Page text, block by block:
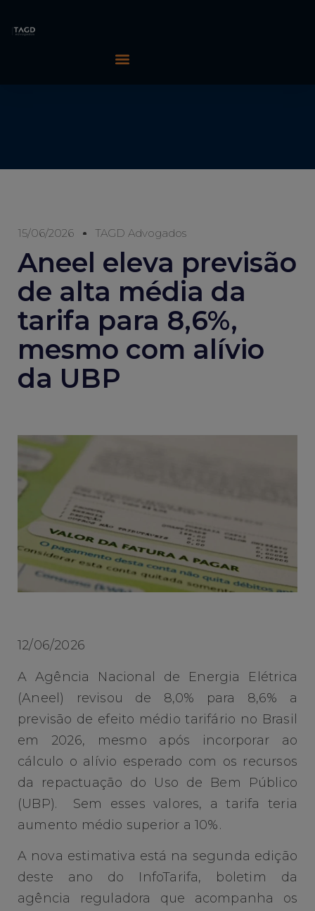
15/06/2026 TAGD Advogados
Aneel eleva previsão
de alta média da
tarifa para 8,6%,
mesmo com alívio
da UBP
12/06/2026
A Agência Nacional de Energia Elétrica
(Aneel) revisou de 8,0% para 8,6% a
previsão de efeito médio tarifário no Brasil
em 2026, mesmo após incorporar ao
cálculo o alívio esperado com os recursos
da repactuação do Uso de Bem Público
(UBP). Sem esses valores, a tarifa teria
aumento médio superior a 10%.
A nova estimativa está na segunda edição
deste ano do InfoTarifa, boletim da
agência reguladora que acompanha os